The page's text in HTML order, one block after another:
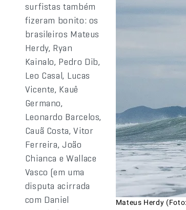
Mateus Herdy
surfistas também
fizeram bonito: os
brasileiros Mateus
Herdy, Ryan
Kainalo, Pedro Dib,
Leo Casal, Lucas
Vicente, Kauê
Germano,
Leonardo Barcelos,
Cauã Costa, Vitor
Ferreira, João
Chianca e Wallace
Vasco (em uma
disputa acirrada
com Daniel